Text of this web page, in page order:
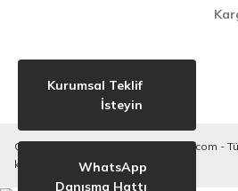
Copyright © 2020-2023. derilkimya.com -
korunmaktadır.
Kurumsal Teklif
İsteyin
WhatsApp
Danışma Hattı